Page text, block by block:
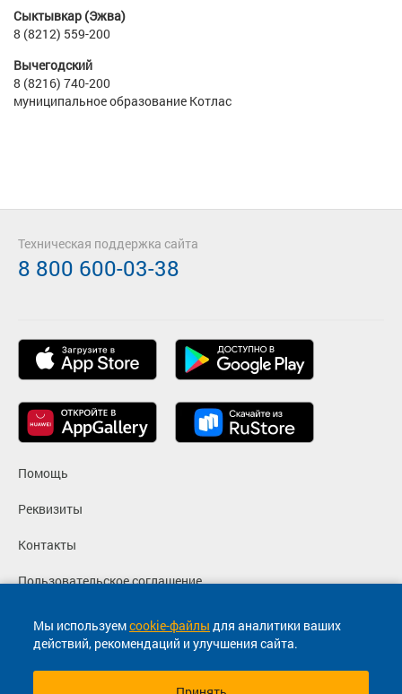
Сыктывкар (Эжва)
8 (8212) 559-200
Вычегодский
8 (8216) 740-200
муниципальное образование Котлас
Мы используемcookie-файлы для аналитики ваших
действий, рекомендаций и улучшения сайта.
Помощь
Реквизиты
Контакты
Пользовательское соглашение
Политика конфиденциальности
Согласие на маркетинговые сообщения
Техническая поддержка сайта
8 800 600-03-38